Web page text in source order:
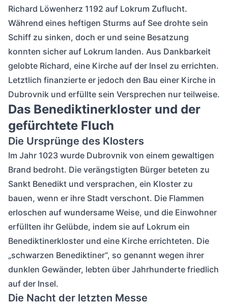
Richard Löwenherz 1192 auf Lokrum Zuflucht.
Während eines heftigen Sturms auf See drohte sein
Schiff zu sinken, doch er und seine Besatzung
konnten sicher auf Lokrum landen. Aus Dankbarkeit
gelobte Richard, eine Kirche auf der Insel zu errichten.
Letztlich finanzierte er jedoch den Bau einer Kirche in
Dubrovnik und erfüllte sein Versprechen nur teilweise.
Das Benediktinerkloster und der
gefürchtete Fluch
Die Ursprünge des Klosters
Im Jahr 1023 wurde Dubrovnik von einem gewaltigen
Brand bedroht. Die verängstigten Bürger beteten zu
Sankt Benedikt und versprachen, ein Kloster zu
bauen, wenn er ihre Stadt verschont. Die Flammen
erloschen auf wundersame Weise, und die Einwohner
erfüllten ihr Gelübde, indem sie auf Lokrum ein
Benediktinerkloster und eine Kirche errichteten. Die
„schwarzen Benediktiner“, so genannt wegen ihrer
dunklen Gewänder, lebten über Jahrhunderte friedlich
auf der Insel.
Die Nacht der letzten Messe